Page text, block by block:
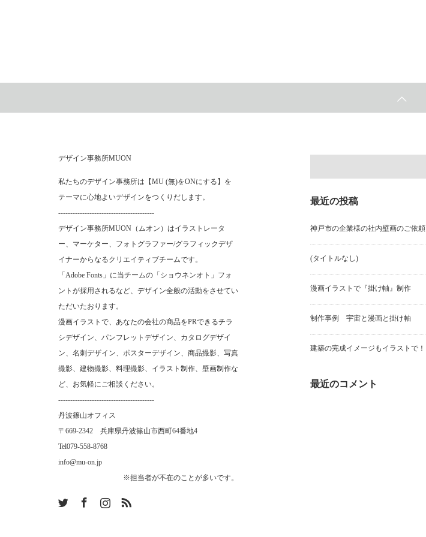
最近の投稿
神戸市の企業様の社内壁画のご依頼
(タイトルなし)
漫画イラストで『掛け軸』制作
制作事例 宇宙と漫画と掛け軸
建築の完成イメージもイラストで！
最近のコメント
デザイン事務所MUON
私たちのデザイン事務所は【MU (無)をONにする】を
テーマに心地よいデザインをつくりだします。
----------------------------------------
デザイン事務所MUON（ムオン）はイラストレータ
ー、マーケター、フォトグラファー/グラフィックデザ
イナーからなるクリエイティブチームです。
「Adobe Fonts」に当チームの「ショウネンオト」フォ
ントが採用されるなど、デザイン全般の活動をさせてい
ただいたおります。
漫画イラストで、あなたの会社の商品をPRできるチラ
シデザイン、パンフレットデザイン、カタログデザイ
ン、名刺デザイン、ポスターデザイン、商品撮影、写真
撮影、建物撮影、料理撮影、イラスト制作、壁画制作な
ど、お気軽にご相談ください。
----------------------------------------
丹波篠山オフィス
〒669-2342 兵庫県丹波篠山市西町64番地4
Tel079-558-8768
info@mu-on.jp
※担当者が不在のことが多いです。